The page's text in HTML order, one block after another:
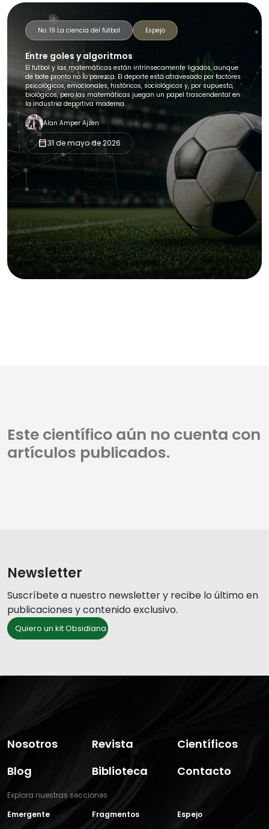
No. 19 La ciencia del fútbol Espejo
Entre goles y algoritmos
El futbol y las matemáticas están intrínsecamente ligados, aunque
de bote pronto no lo parezca. El deporte está atravesado por factores
psicológicos, emocionales, históricos, sociológicos y, por supuesto,
biológicos, pero las matemáticas juegan un papel trascendental en
la industria deportiva moderna.
Alan Amper Ajzen
calendar_month31 de mayo de 2026
Este científico aún no cuenta con
artículos publicados.
Newsletter
Suscríbete a nuestro newsletter y recibe lo último en
publicaciones y contenido exclusivo.
Quiero un kit Obsidiana
Nosotros Revista
Científicos
Blog
Biblioteca Contacto
Explora nuestras secciones
Emergente
Fragmentos
Espejo